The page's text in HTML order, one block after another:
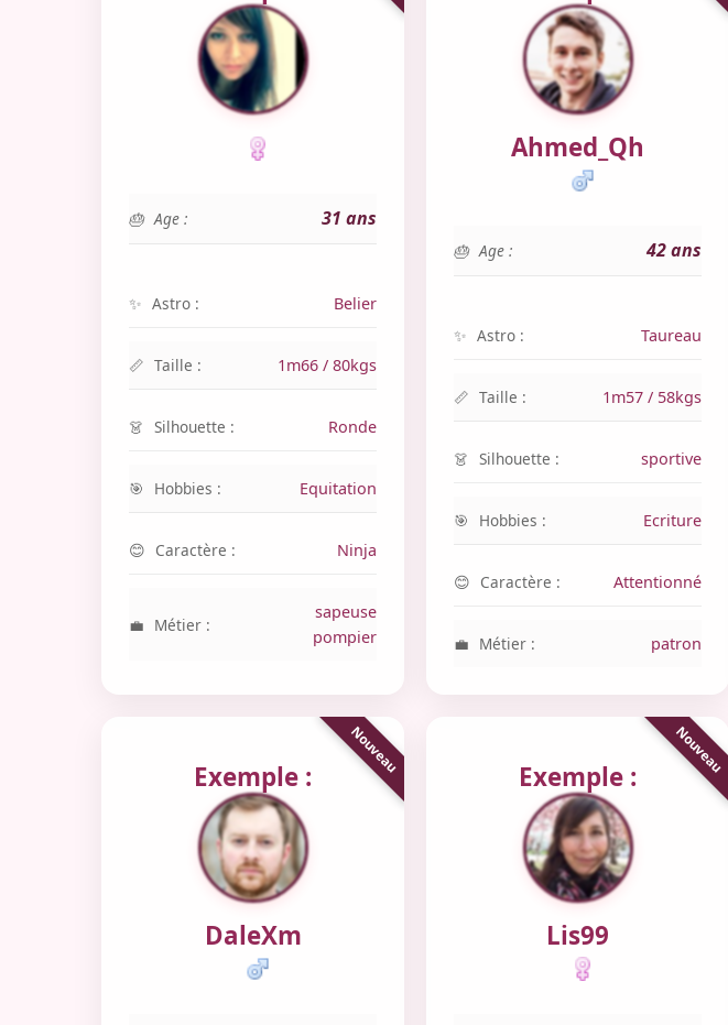
Age : 31 ans
Astro : Belier
Taille : 1m66 / 80kgs
Silhouette : Ronde
Hobbies : Equitation
Caractère : Ninja
Métier :
sapeuse
pompier
Ahmed_Qh
Age : 42 ans
Astro : Taureau
Taille : 1m57 / 58kgs
Silhouette : sportive
Hobbies : Ecriture
Caractère : Attentionné
Métier : patron
Exemple :
DaleXm
Exemple :
Lis99